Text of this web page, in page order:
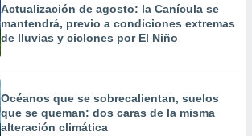
Actualización de agosto: la Canícula se
mantendrá, previo a condiciones extremas
de lluvias y ciclones por El Niño
Océanos que se sobrecalientan, suelos
que se queman: dos caras de la misma
alteración climática